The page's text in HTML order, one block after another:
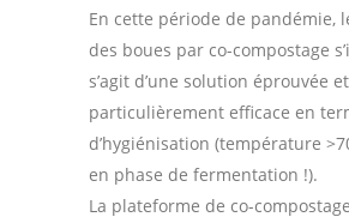
En cette période de pandémie,
des boues par co-compostage
s’agit d’une solution éprouvée et
particulièrement efficace en
d’hygiénisation (température
en phase de fermentation !).
La plateforme de co-